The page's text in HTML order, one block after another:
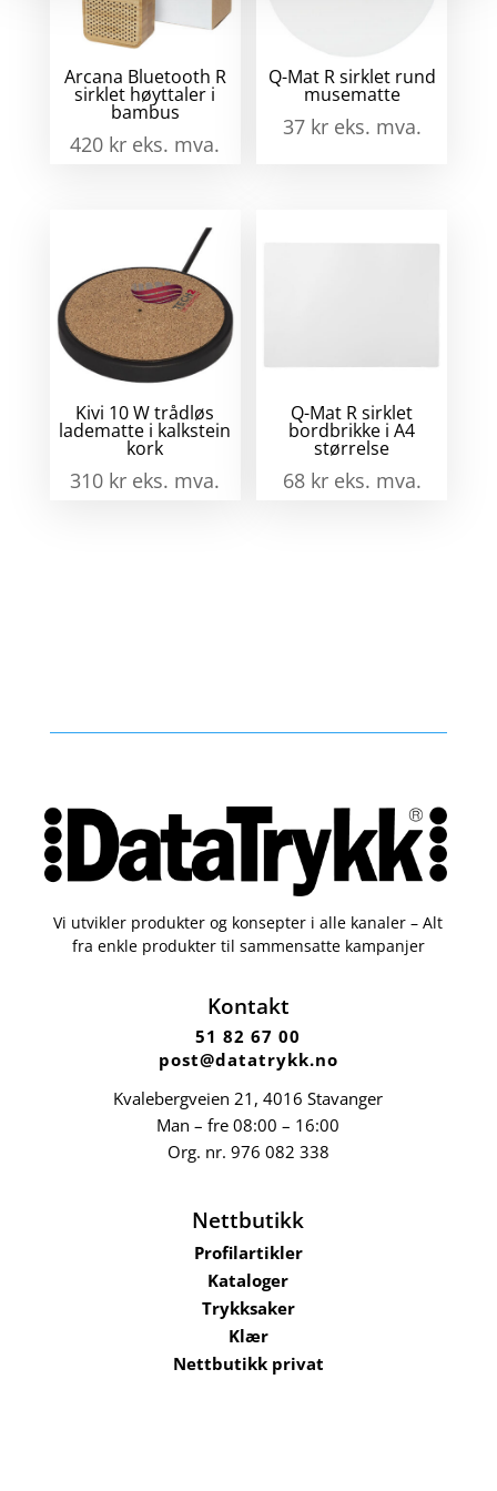
Arcana Bluetooth R
sirklet høyttaler i
bambus
420 kr eks. mva.
Q-Mat R sirklet rund
musematte
37 kr eks. mva.
Kivi 10 W trådløs
ladematte i kalkstein
kork
310 kr eks. mva.
Q-Mat R sirklet
bordbrikke i A4
størrelse
68 kr eks. mva.
Vi utvikler produkter og konsepter i alle kanaler – Alt
fra enkle produkter til sammensatte kampanjer
Kontakt
51 82 67 00
post@datatrykk.no
Kvalebergveien 21 , 4016 Stavanger
Man – fre 08:00 – 16:00
Org. nr. 976 082 338
Nettbutikk
Profilartikler
Kataloger
Trykksaker
Klær
Nettbutikk privat